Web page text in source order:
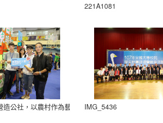
221A1081
造公社，以農村作為藝術學習的創意基地，結合學
IMG_5436